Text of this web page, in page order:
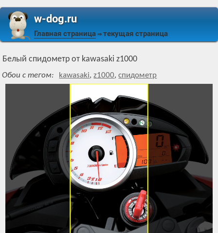
w-dog.ru
Главная страница ⇒ текущая страница
Белый спидометр от kawasaki z1000
Обои с тегом: kawasaki,z1000,спидометр